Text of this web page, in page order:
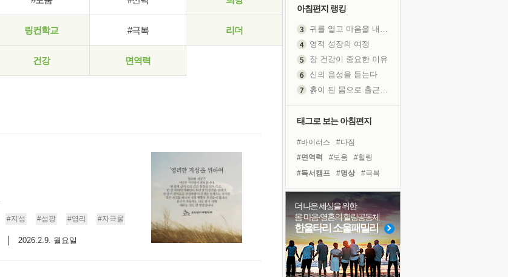
링컨학교 #극복 리더
건강 면역력
#지성 #섬광 #영리 #자극물
2026.2.9. 월요일
아침편지 랭킹
귀를 열고 마음을 내어주고
영적 성장의 여정
장 건강이 중요한 이유
신의 음성을 듣는다
흙이 된 몸으로 출근하는 여자
졸업식 사진을 보며
아픈 아버지를 위한 공간 설계
극심한 변비, 어깨결림, 수면 장애
보고 싶은 어머니
유년 시절의 부산 영도 바다
못된 꼰대들
태그로 보는 아침편지
#바이러스
#다짐
#면역력
#도움
#힐링
#독서캠프
#명상
#극복
#아이들
#유튜브
#계획
#사람
#건강
#경험
#리더
#링컨학교
#선택
#삶
#희망 #친구
#나눔
#독서
더 나은 세상을 위한
몸·마음·영혼의 힐링공동체
한울타리 소울패밀리